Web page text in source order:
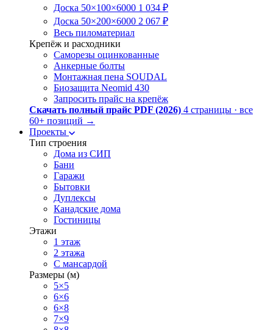
Доска 50×100×6000 1 034 ₽
Доска 50×200×6000 2 067 ₽
Весь пиломатериал
Крепёж и расходники
Саморезы оцинкованные
Анкерные болты
Монтажная пена SOUDAL
Биозащита Neomid 430
Запросить прайс на крепёж
Скачать полный прайс PDF (2026) 4 страницы · все
60+ позиций →
Проекты
Тип строения
Дома из СИП
Бани
Гаражи
Бытовки
Дуплексы
Канадские дома
Гостиницы
Этажи
1 этаж
2 этажа
С мансардой
Размеры (м)
5×5
6×6
6×8
7×9